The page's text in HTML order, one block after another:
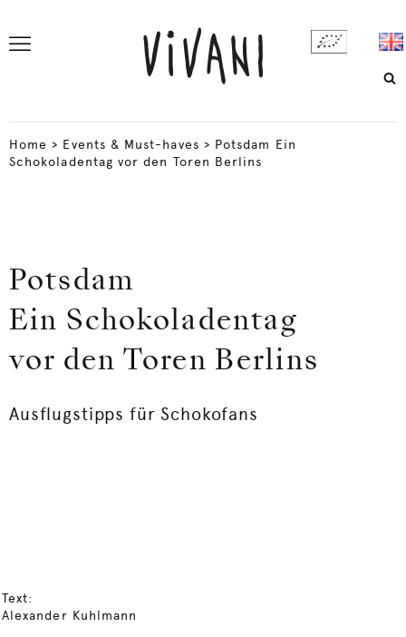
Home > Events & Must-haves > Potsdam Ein
Schokoladentag vor den Toren Berlins
Potsdam
Ein Schokoladentag
vor den Toren Berlins
Ausflugstipps für Schokofans
Text:
Alexander Kuhlmann